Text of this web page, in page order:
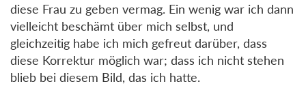
diese Frau zu geben vermag. Ein wenig war ich dann
vielleicht beschämt über mich selbst, und
gleichzeitig habe ich mich gefreut darüber, dass
diese Korrektur möglich war; dass ich nicht stehen
blieb bei diesem Bild, das ich hatte.